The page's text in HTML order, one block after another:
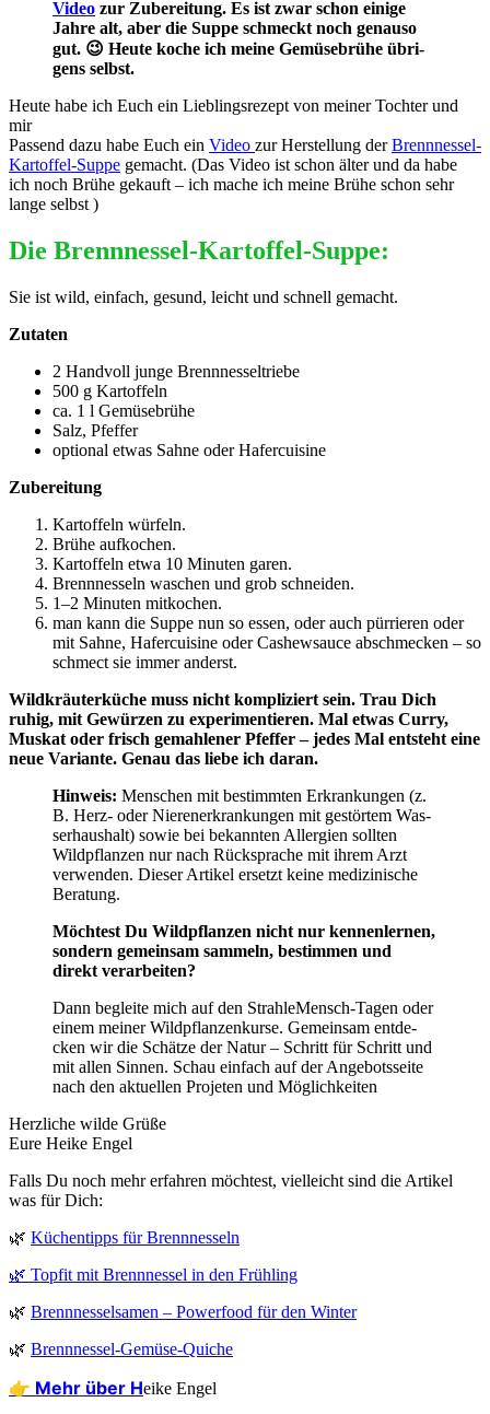
Video zur Zube­rei­tung. Es ist zwar schon eini­ge
Jah­re alt, aber die Sup­pe schmeckt noch genau­so
gut. 😉 Heu­te koche ich mei­ne Gemü­se­brü­he übri­
gens selbst.
Heu­te habe ich Euch ein Lieb­lings­re­zept von mei­ner Toch­ter und
mir
Pas­send dazu habe Euch ein Video zur Her­stel­lung derBrenn­nes­sel-
Kar­tof­fel-Sup­pe gemacht. (Das Video ist schon älter und da habe
ich noch Brü­he gekauft – ich mache ich mei­ne Brü­he schon sehr
lan­ge selbst )
Die Brennnessel-Kartoffel-Suppe:
Sie ist wild, ein­fach, gesund, leicht und schnell gemacht.
Zuta­ten
2 Hand­voll jun­ge Brennnesseltriebe
500 g Kartoffeln
ca. 1 l Gemüsebrühe
Salz, Pfef­fer
optio­nal etwas Sah­ne oder Hafercuisine
Zube­rei­tung
Kar­tof­feln würfeln.
Brü­he aufkochen.
Kar­tof­feln etwa 10 Minu­ten garen.
Brenn­nes­seln waschen und grob schneiden.
1–2 Minu­ten mitkochen.
man kann die Sup­pe nun so essen, oder auch pür­rie­ren oder
mit Sah­ne, Hafer­cui­sine oder Cas­hew­sauce abschme­cken – so
schmect sie immer anderst.
Wild­kräu­ter­kü­che muss nicht kom­pli­ziert sein. Trau Dich
ruhig, mit Gewür­zen zu expe­ri­men­tie­ren. Mal etwas Cur­ry,
Mus­kat oder frisch gemah­le­ner Pfef­fer – jedes Mal ent­steht eine
neue Vari­an­te. Genau das lie­be ich daran.
Hin­weis: Men­schen mit bestimm­ten Erkran­kun­gen (z.
B. Herz- oder Nie­ren­er­kran­kun­gen mit gestör­tem Was­
ser­haus­halt) sowie bei bekann­ten All­er­gien soll­ten
Wild­pflan­zen nur nach Rück­spra­che mit ihrem Arzt
ver­wen­den. Die­ser Arti­kel ersetzt kei­ne medi­zi­ni­sche
Beratung.
Möch­test Du Wild­pflan­zen nicht nur ken­nen­ler­nen,
son­dern gemein­sam sam­meln, bestim­men und
direkt verarbeiten?
Dann beglei­te mich auf den Strah­le­Mensch-Tagen oder
einem mei­ner Wild­pflan­zen­kur­se. Gemein­sam ent­de­
cken wir die Schät­ze der Natur – Schritt für Schritt und
mit allen Sin­nen. Schau ein­fach auf der Ange­bots­sei­te
nach den aktu­el­len Pro­je­ten und Möglichkeiten
Herz­li­che wil­de Grü­ße
Eure Hei­ke Engel
Falls Du noch mehr erfah­ren möch­test, viel­leicht sind die Arti­kel
was für Dich:
🌿 Küchen­tipps für Brennnesseln
🌿 Top­fit mit Brenn­nes­sel in den Frühling
🌿 Brenn­nes­sel­sa­men – Power­food für den Winter
🌿 Brenn­nes­sel-Gemü­se-Quiche
👉 Mehr über Heike Engel